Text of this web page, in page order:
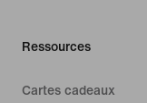
Ressources
Cartes cadeaux